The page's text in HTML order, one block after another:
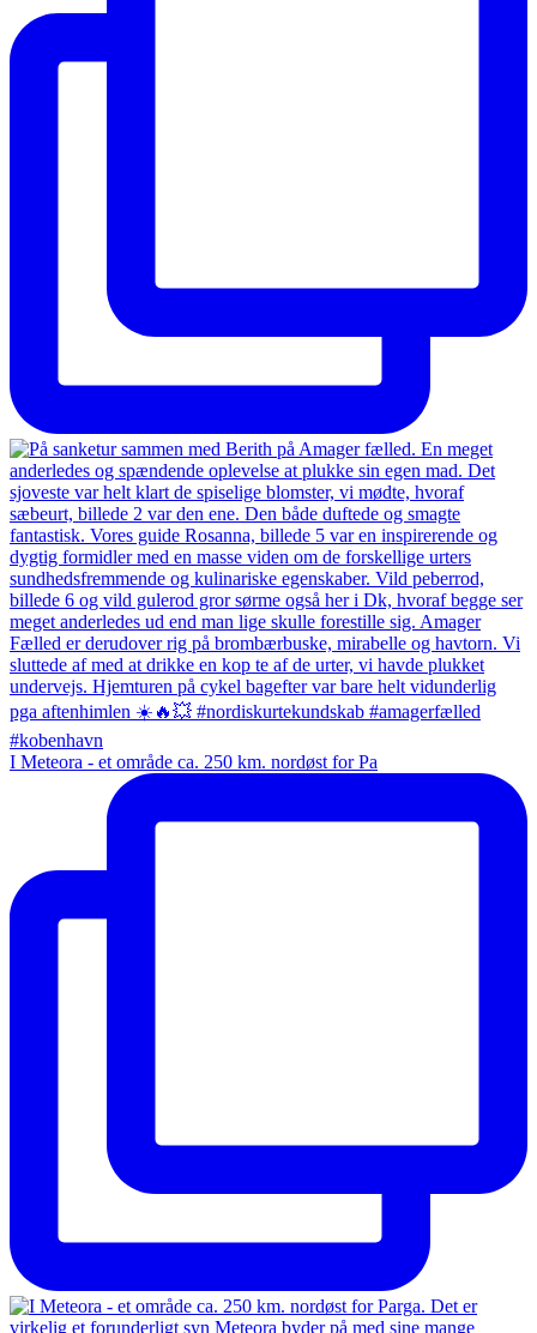
I Meteora - et område ca. 250 km. nordøst for Pa